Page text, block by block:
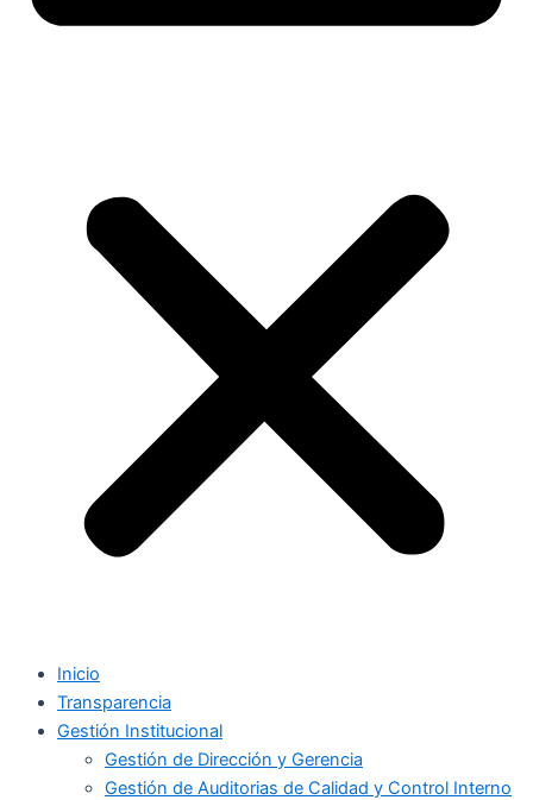
Inicio
Transparencia
Gestión Institucional
Gestión de Dirección y Gerencia
Gestión de Auditorias de Calidad y Control Interno